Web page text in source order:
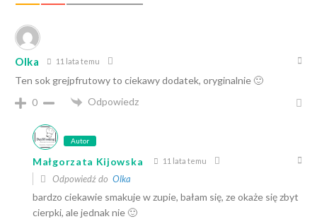
Olka 11 lata temu
Ten sok grejpfrutowy to ciekawy dodatek, oryginalnie 🙂
0
Odpowiedz
Autor
Małgorzata Kijowska 11 lata temu
Odpowiedź do Olka
bardzo ciekawie smakuje w zupie, bałam się, ze okaże się zbyt
cierpki, ale jednak nie 🙂